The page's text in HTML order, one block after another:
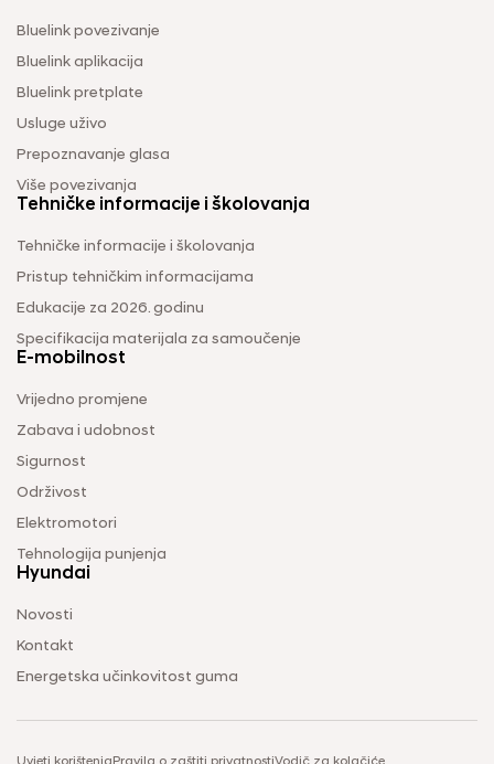
Bluelink povezivanje
Bluelink aplikacija
Bluelink pretplate
Usluge uživo
Prepoznavanje glasa
Više povezivanja
Tehničke informacije i školovanja
Tehničke informacije i školovanja
Pristup tehničkim informacijama
Edukacije za 2026. godinu
Specifikacija materijala za samoučenje
E-mobilnost
Vrijedno promjene
Zabava i udobnost
Sigurnost
Održivost
Elektromotori
Tehnologija punjenja
Hyundai
Novosti
Kontakt
Energetska učinkovitost guma